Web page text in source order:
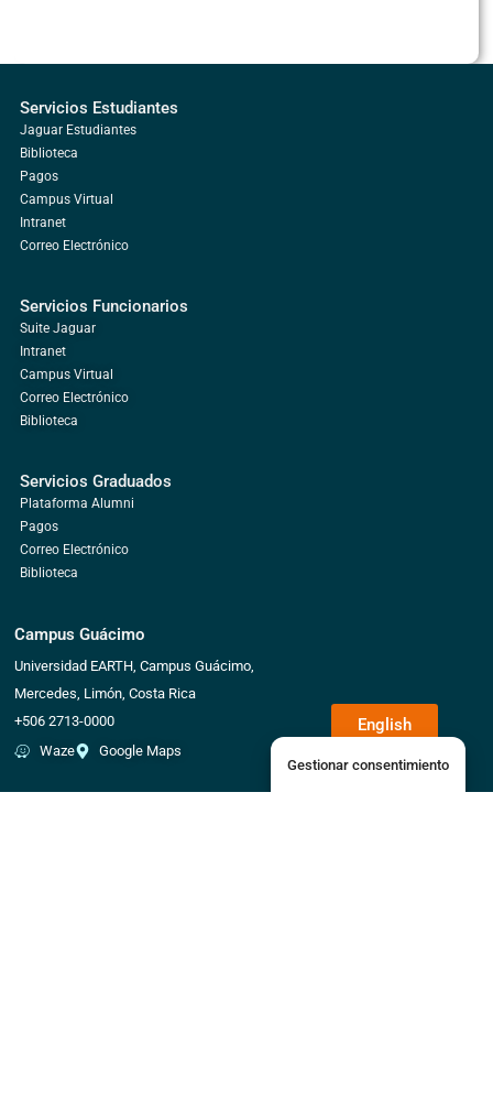
English
Servicios Estudiantes
Jaguar Estudiantes
Biblioteca
Pagos
Campus Virtual
Intranet
Correo Electrónico
Servicios Funcionarios
Suite Jaguar
Intranet
Campus Virtual
Correo Electrónico
Biblioteca
Servicios Graduados
Plataforma Alumni
Pagos
Correo Electrónico
Biblioteca
Campus Guácimo
Universidad EARTH, Campus Guácimo,
Mercedes, Limón, Costa Rica
+506 2713-0000
Waze
Google Maps
Gestionar consentimiento